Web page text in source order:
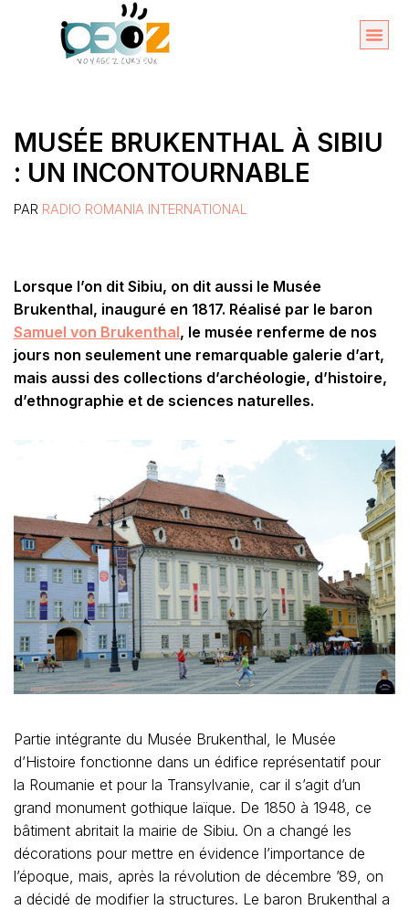
MUSÉE BRUKENTHAL À SIBIU
: UN INCONTOURNABLE
PAR RADIO ROMANIA INTERNATIONAL
Lorsque l’on dit Sibiu, on dit aussi le Musée
Brukenthal, inauguré en 1817. Réalisé par le baron
Samuel von Brukenthal, le musée renferme de nos
jours non seulement une remarquable galerie d’art,
mais aussi des collections d’archéologie, d’histoire,
d’ethnographie et de sciences naturelles.
Partie intégrante du Musée Brukenthal, le Musée
d’Histoire fonctionne dans un édifice représentatif pour
la Roumanie et pour la Transylvanie, car il s’agit d’un
grand monument gothique laïque. De 1850 à 1948, ce
bâtiment abritait la mairie de Sibiu. On a changé les
décorations pour mettre en évidence l’importance de
l’époque, mais, après la révolution de décembre ’89, on
a décidé de modifier la structures. Le baron Brukenthal a